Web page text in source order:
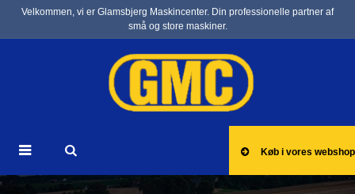
Velkommen, vi er Glamsbjerg Maskincenter. Din professionelle partner af
små og store maskiner.
Køb i vores webshop